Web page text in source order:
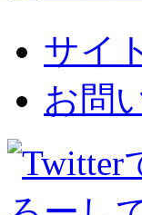
サイ
お問